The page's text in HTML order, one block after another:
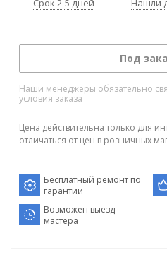
Нашли
Под
Наши менеджеры обязательно
условия заказа
Цена действительна только для
отличаться от цен в розничных
Бесплатный ремонт по
гарантии
Возможен выезд
мастера